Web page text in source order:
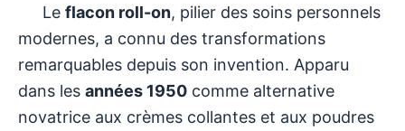
Leflacon roll-on, pilier des soins personnels
modernes, a connu des transformations
remarquables depuis son invention. Apparu
dans les années 1950 comme alternative
novatrice aux crèmes collantes et aux poudres